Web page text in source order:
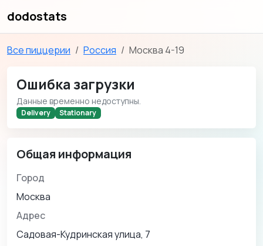
dodostats
Все пиццерии Россия Москва 4-19
Ошибка загрузки
Данные временно недоступны.
Delivery Stationary
Общая информация
Город
Москва
Адрес
Садовая-Кудринская улица, 7